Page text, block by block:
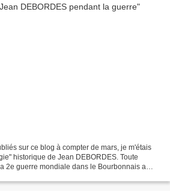
sur ce blog à compter de mars, je m'étais
historique de Jean DEBORDES. Toute
2e guerre mondiale dans le Bourbonnais a